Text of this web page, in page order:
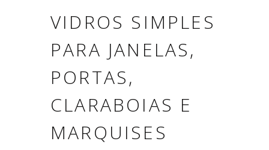
VIDROS SIMPLES
PARA JANELAS,
PORTAS,
CLARABOIAS E
MARQUISES